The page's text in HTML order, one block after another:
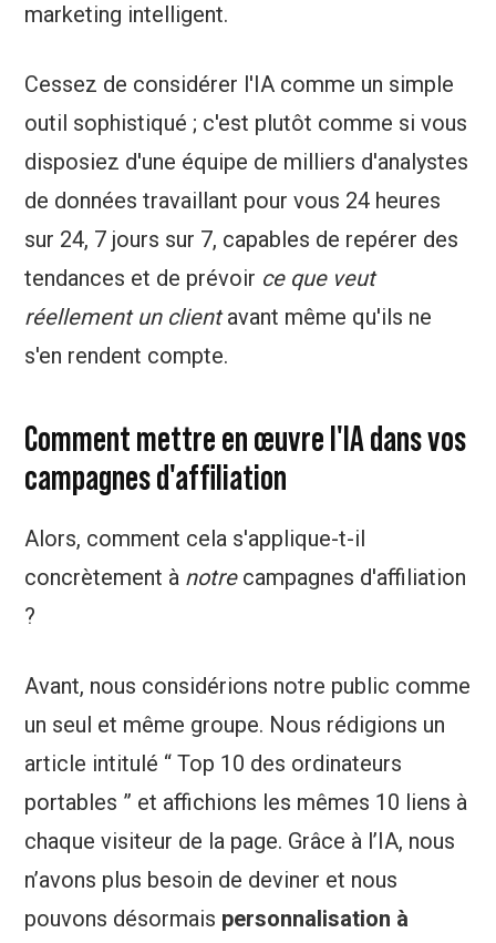
marketing intelligent.
Cessez de considérer l'IA comme un simple
outil sophistiqué ; c'est plutôt comme si vous
disposiez d'une équipe de milliers d'analystes
de données travaillant pour vous 24 heures
sur 24, 7 jours sur 7, capables de repérer des
tendances et de prévoir ce que veut
réellement un clientavant même qu'ils ne
s'en rendent compte.
Comment mettre en œuvre l'IA dans vos
campagnes d'affiliation
Alors, comment cela s'applique-t-il
concrètement à notrecampagnes d'affiliation
?
Avant, nous considérions notre public comme
un seul et même groupe. Nous rédigions un
article intitulé “ Top 10 des ordinateurs
portables ” et affichions les mêmes 10 liens à
chaque visiteur de la page. Grâce à l’IA, nous
n’avons plus besoin de deviner et nous
pouvons désormais personnalisation à